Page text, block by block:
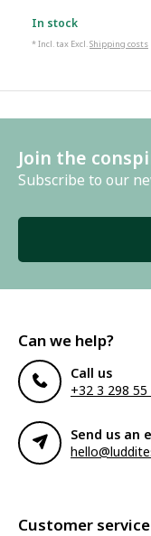
In stock
* Incl. tax Excl.Shipping costs
Join the
Subscribe to our
Can we help?
Call us
+32 3 298 55
Send us an
Customer service